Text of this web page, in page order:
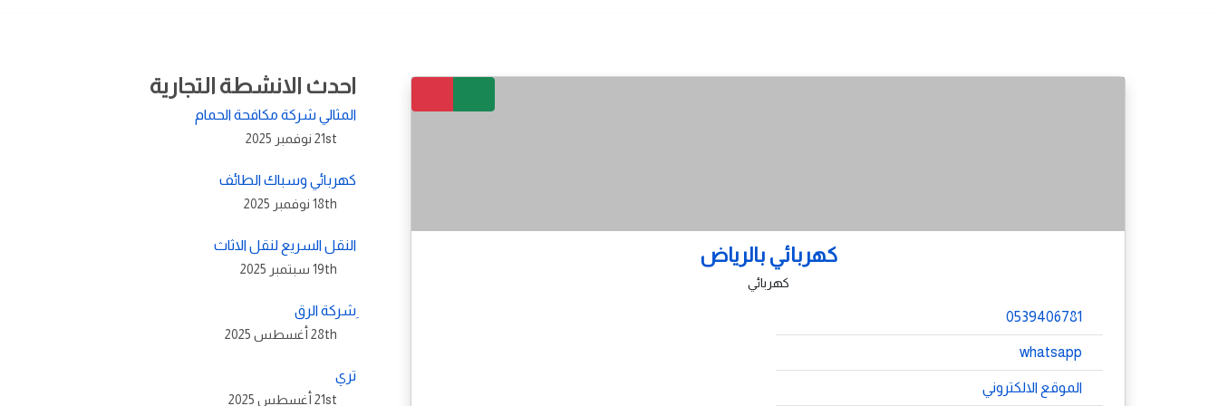
كهربائي بالرياض
كهربائي
0539406781
whatsapp
الموقع الالكتروني
احدث الانشطة التجارية
المثالي شركة مكافحة الحمام
21st نوفمبر 2025
كهربائي وسباك الطائف
18th نوفمبر 2025
النقل السريع لنقل الاثاث
19th سبتمبر 2025
ِشركة الرق
28th أغسطس 2025
تري
21st أغسطس 2025